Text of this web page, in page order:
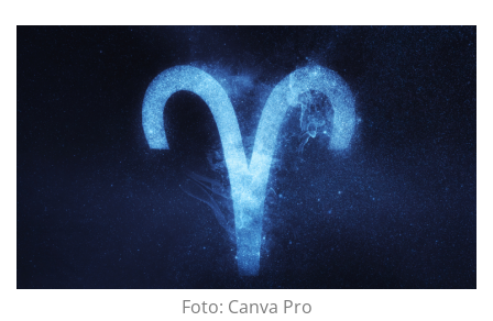
Foto: Canva Pro